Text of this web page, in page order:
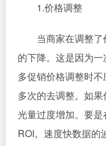
1.价格调整
当商家在调整
的下降。这是因为
多促销价格调整时
多次的去调整。如
光量过度增加。要
ROI。速度快数据的